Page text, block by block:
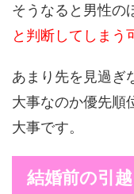
そうなると男性の
と判断してしまう
あまり先を見過ぎ
大事なのか優先順
大事です。
結婚前の引